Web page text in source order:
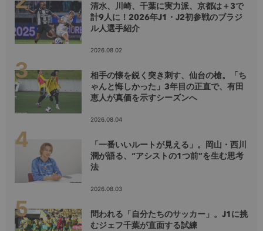
清水、川崎、千葉に実力派、京都は＋3で
計9人に！2026年J1・J2初参戦のブラジ
ル人選手紹介
2026.08.02
相手の懐を鋭く突き刺す、仙台の槍。「ち
ゃんと悔しかった」3年目の正直で、有田
恵人が真価を示すシーズンへ
2026.08.04
「一番いいルートが見える」。岡山・西川
潤が語る、“アシストの1つ前”を生む思考
法
2026.08.03
問われる「自分たちのサッカー」。J1に挑
むジェフ千葉が直面する試練